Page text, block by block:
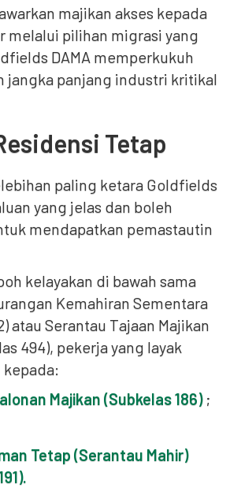
majikan akses kepada
melalui pilihan migrasi yang
DAMA memperkukuh
jangka panjang industri kritikal
Tetap
paling ketara Goldfields
yang jelas dan boleh
mendapatkan pemastautin
kelayakan di bawah sama
Kemahiran Sementara
atau Serantau Tajaan Majikan
494), pekerja yang layak
Majikan (Subkelas 186);
Tetap (Serantau Mahir)